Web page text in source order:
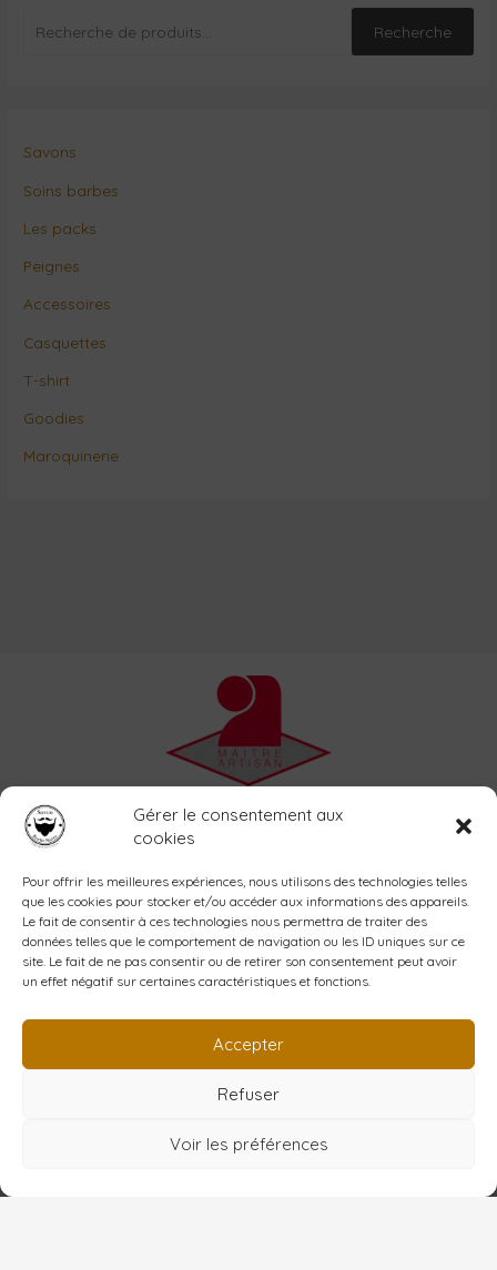
Gérer le consentement aux
cookies
Pour offrir les meilleures expériences, nous utilisons des technologies telles
que les cookies pour stocker et/ou accéder aux informations des appareils.
Le fait de consentir à ces technologies nous permettra de traiter des
données telles que le comportement de navigation ou les ID uniques sur ce
site. Le fait de ne pas consentir ou de retirer son consentement peut avoir
un effet négatif sur certaines caractéristiques et fonctions.
Accepter
Refuser
Voir les préférences
Recherche
Savons
Soins barbes
Les packs
Peignes
Accessoires
Casquettes
T-shirt
Goodies
Maroquinerie
Accueil
Shop
Blog
Contact
Mon compte
Création YPCOMwww.ypcom.fr